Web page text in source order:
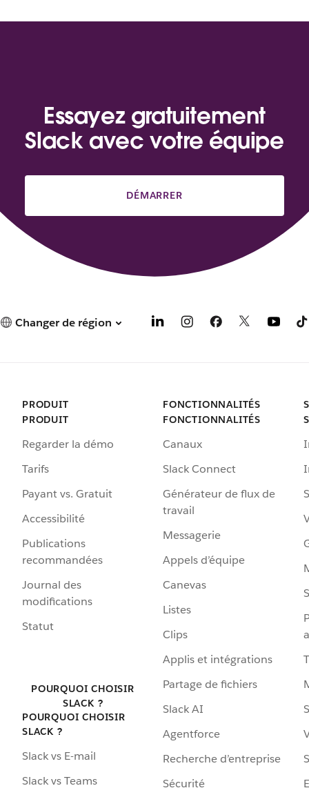
Essayez gratuitement
Slack avec votre équipe
DÉMARRER
Changer de région
PRODUIT
PRODUIT
Regarder la démo
Tarifs
Payant vs. Gratuit
Accessibilité
Publications
recommandées
Journal des
modifications
Statut
POURQUOI CHOISIR
SLACK ?
POURQUOI CHOISIR
SLACK ?
Slack vs E-mail
Slack vs Teams
FONCTIONNALITÉS
FONCTIONNALITÉS
Canaux
Slack Connect
Générateur de flux de
travail
Messagerie
Appels d’équipe
Canevas
Listes
Clips
Applis et intégrations
Partage de fichiers
Slack AI
Agentforce
Recherche d’entreprise
Sécurité